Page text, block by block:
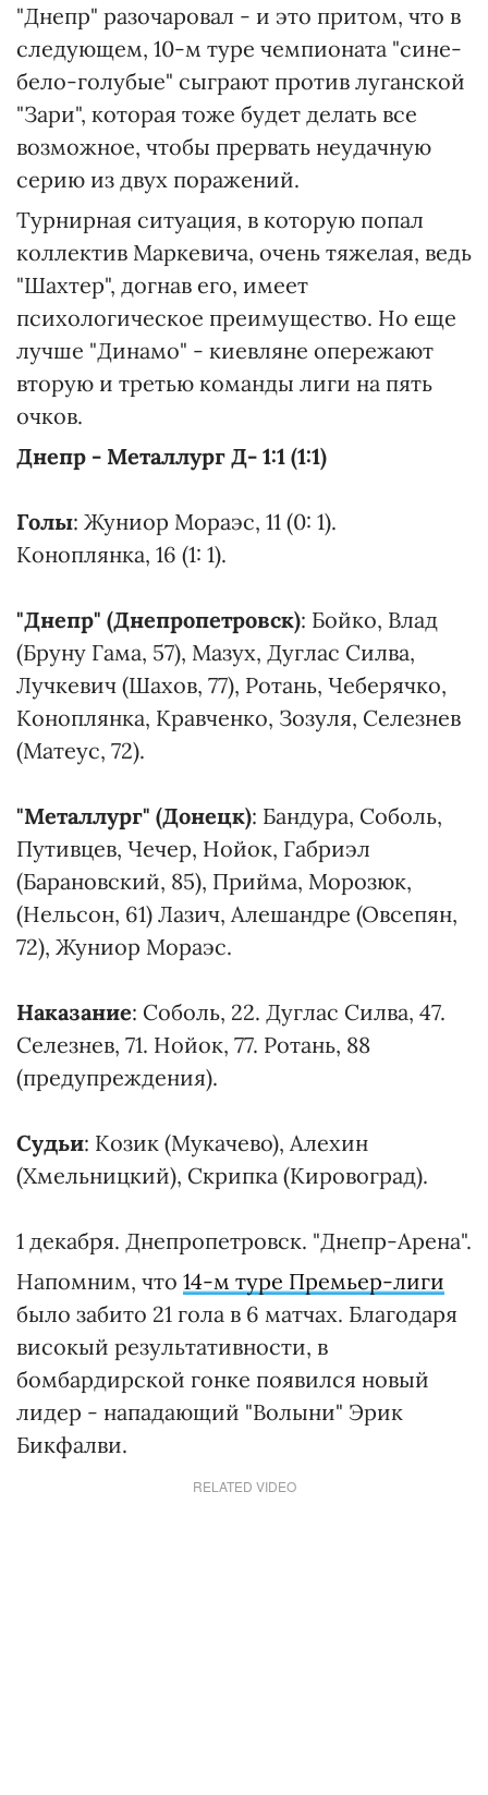
"Днепр" разочаровал - и это притом, что в
следующем, 10-м туре чемпионата "сине-
бело-голубые" сыграют против луганской
"Зари", которая тоже будет делать все
возможное, чтобы прервать неудачную
серию из двух поражений.
Турнирная ситуация, в которую попал
коллектив Маркевича, очень тяжелая, ведь
"Шахтер", догнав его, имеет
психологическое преимущество. Но еще
лучше "Динамо" - киевляне опережают
вторую и третью команды лиги на пять
очков.
Днепр - Металлург Д- 1:1 (1:1)
Голы: Жуниор Мораэс, 11 (0: 1).
Коноплянка, 16 (1: 1).
"Днепр" (Днепропетровск): Бойко, Влад
(Бруну Гама, 57), Мазух, Дуглас Силва,
Лучкевич (Шахов, 77), Ротань, Чеберячко,
Коноплянка, Кравченко, Зозуля, Селезнев
(Матеус, 72).
"Металлург" (Донецк): Бандура, Соболь,
Путивцев, Чечер, Нойок, Габриэл
(Барановский, 85), Прийма, Морозюк,
(Нельсон, 61) Лазич, Алешандре (Овсепян,
72), Жуниор Мораэс.
Наказание: Соболь, 22. Дуглас Силва, 47.
Селезнев, 71. Нойок, 77. Ротань, 88
(предупреждения).
Судьи: Козик (Мукачево), Алехин
(Хмельницкий), Скрипка (Кировоград).
1 декабря. Днепропетровск. "Днепр-Арена".
Напомним, что 14-м туре Премьер-лиги
было забито 21 гола в 6 матчах. Благодаря
високый результативности, в
бомбардирской гонке появился новый
лидер - нападающий "Волыни" Эрик
Бикфалви.
RELATED VIDEO